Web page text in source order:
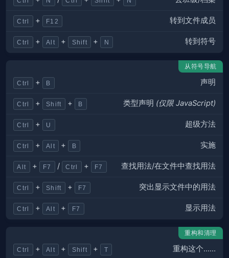
Ctrl + F12 转到文件成员
Ctrl + Alt + Shift + N 转到符号
从符号导航
Ctrl + B 声明
Ctrl + Shift + B 类型声明 (仅限 JavaScript)
Ctrl + U 超级方法
Ctrl + Alt + B 实施
Alt + F7 / Ctrl + F7 查找用法/在文件中查找用法
Ctrl + Shift + F7 突出显示文件中的用法
Ctrl + Alt + F7 显示用法
重构和清理
Ctrl + Alt + Shift + T 重构这个……